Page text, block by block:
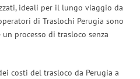
ideali per il lungo viaggio da
di Traslochi Perugia sono
processo di trasloco senza
costi del trasloco da Perugia a